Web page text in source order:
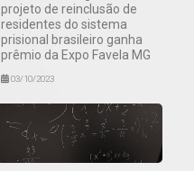
projeto de reinclusão de
residentes do sistema
prisional brasileiro ganha
prêmio da Expo Favela MG
03/10/2023